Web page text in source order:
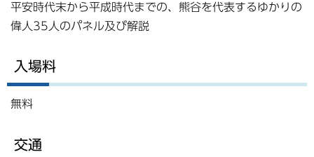
平安時代末から平成時代までの、熊谷を代表するゆかりの
偉人35人のパネル及び解説
入場料
無料
交通